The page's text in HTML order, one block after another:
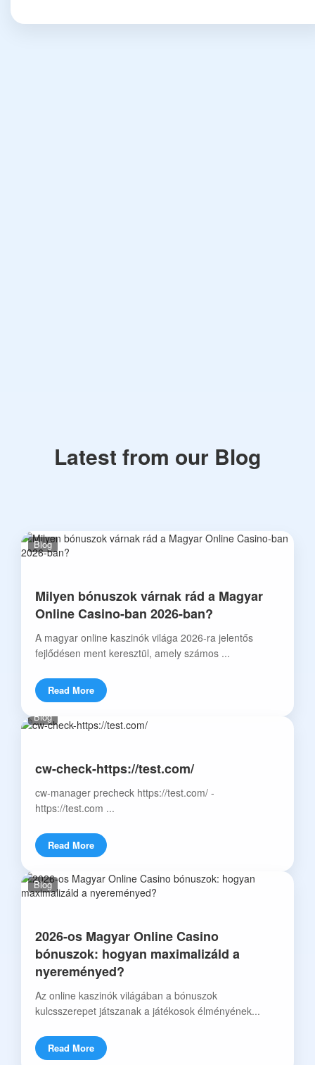
Latest from our Blog
Blog
Milyen bónuszok várnak rád a Magyar
Online Casino-ban 2026-ban?
A magyar online kaszinók világa 2026-ra jelentős
fejlődésen ment keresztül, amely számos ...
Read More
Blog
cw-check-https://test.com/
cw-manager precheck https://test.com/ -
https://test.com ...
Read More
Blog
2026-os Magyar Online Casino
bónuszok: hogyan maximalizáld a
nyereményed?
Az online kaszinók világában a bónuszok
kulcsszerepet játszanak a játékosok élményének...
Read More